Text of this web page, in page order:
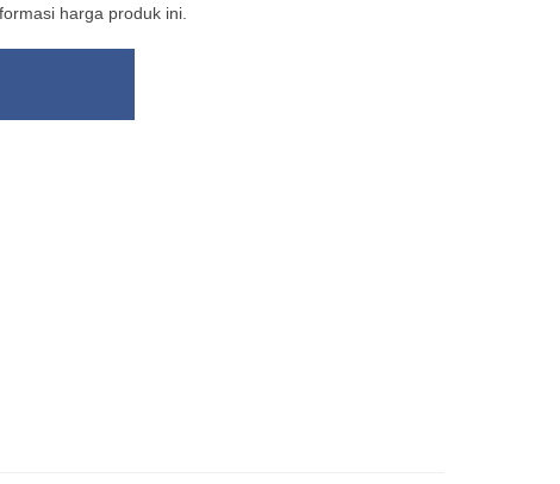
harga produk ini.